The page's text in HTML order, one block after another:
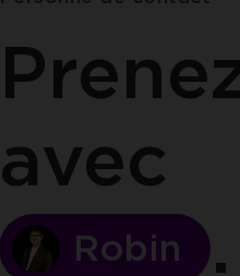
avec
Robin